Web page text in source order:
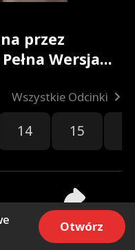
przez
Wersja
Wszystkie Odcinki
14 15
Udostępnij
Otwórz